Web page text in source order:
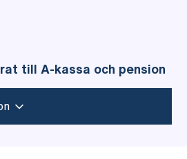
till A-kassa och pension